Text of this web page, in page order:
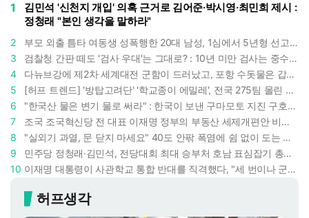
1
김민석 '신천지 개입' 의혹 근거로 김어준·박시영·최민희 제시 :
정청래 "본인 생각을 말하라"
2
부모 외출 틈타 여동생 성폭행한 20대 남성, 1심에서 5년형 선고 : 친족 간 '암수범죄'의 심각성
3
검찰청 간판 떼도 '검사 우대'는 그대로? : 10년 미만 검사는 중수청 4급 수사관으로 직행한다
4
다뉴브강에 제2차 세계대전 군함이 드러났고, 포항 수돗물은 갑자기 짜졌다 : 폭염·가뭄이 만든 낯선 풍경
5
[허프 트렌드] '방탑고려단' '학교종이 에밀레', 전국 275팀 몰린 2026년 국립중앙박물관 분장대회 : 숨은 실력자들 나온다
6
"한국산 물은 변기 물로 써라" : 한국이 보낸 구마모토 지진 구호품에 한 일본인이 보인 반응
7
조국 조국혁신당 전 대표 이재명 정부의 부동산 세제개편안 비판했다 : '공공주택 대전환' 촉구
8
"실외기 과열, 문 닫지 마세요" 40도 안팎 폭염에 쉼 없이 도는 에어컨 : 화재 위험 경고등!
9
민주당 정청래·김민석, 전당대회 최대 승부처 호남 표심잡기 총력 : 격차 10%p 안이냐, 밖이냐
10
이재명 대통령이 사관학교 통합 반대를 직격했다, "세 번이나 군사 쿠데타 했는데 압도적 지위"
허프생각